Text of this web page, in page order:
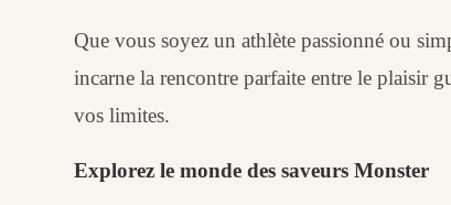
Que vous soyez un athlète passionné ou
incarne la rencontre parfaite entre le plaisir
vos limites.
Explorez le monde des saveurs Monster